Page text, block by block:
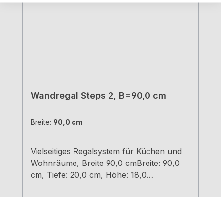
Wandregal Steps 2, B=90,0 cm
Breite: 90,0 cm
Vielseitiges Regalsystem für Küchen und
Wohnräume, Breite 90,0 cmBreite: 90,0
cm, Tiefe: 20,0 cm, Höhe: 18,0